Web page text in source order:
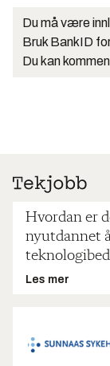
Du må være
Bruk BankID
Du kan
Hvordan er
nyutdannet
Les mer